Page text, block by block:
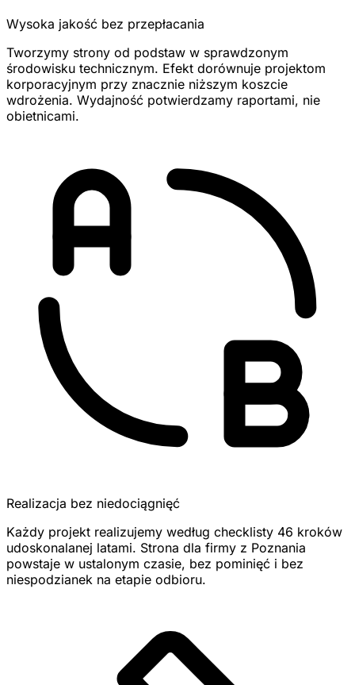
Wysoka jakość bez przepłacania
Tworzymy strony od podstaw w sprawdzonym
środowisku technicznym. Efekt dorównuje projektom
korporacyjnym przy znacznie niższym koszcie
wdrożenia. Wydajność potwierdzamy raportami, nie
obietnicami.
Realizacja bez niedociągnięć
Każdy projekt realizujemy według checklisty 46 kroków
udoskonalanej latami. Strona dla firmy z Poznania
powstaje w ustalonym czasie, bez pominięć i bez
niespodzianek na etapie odbioru.